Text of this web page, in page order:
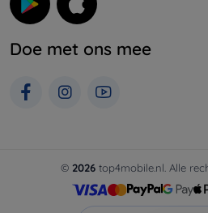
Doe met ons mee
© 2026 top4mobile.nl. Alle